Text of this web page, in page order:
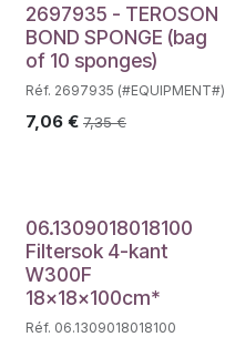
2697935 - TEROSON
BOND SPONGE (bag
of 10 sponges)
Réf. 2697935 (#EQUIPMENT#)
7,06 € 7,35€
06.1309018018100
Filtersok 4-kant
W300F
18x18x100cm*
Réf. 06.1309018018100